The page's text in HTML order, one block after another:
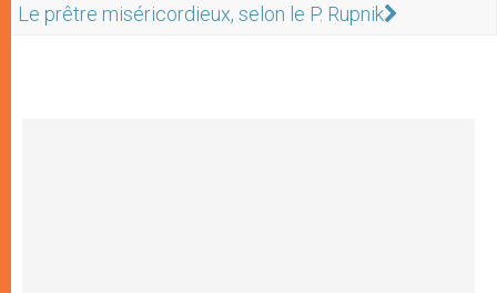
Le prêtre miséricordieux, selon le P. Rupnik